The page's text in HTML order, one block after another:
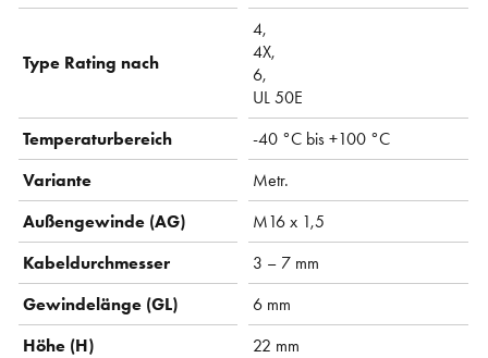
Type Rating nach
4,
4X,
6,
UL 50E
Temperaturbereich
-40 °C bis +100 °C
Variante
Metr.
Außengewinde (AG)
M16 x 1,5
Kabeldurchmesser
3 – 7 mm
Gewindelänge (GL)
6 mm
Höhe (H)
22 mm